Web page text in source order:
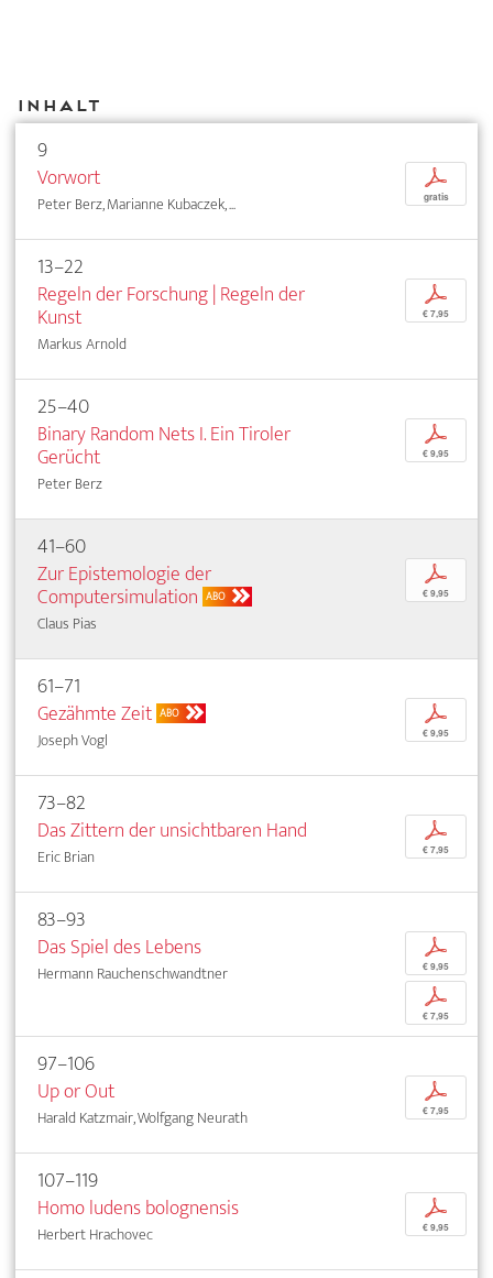
Inhalt
9
Vorwort
Peter Berz, Marianne Kubaczek, ...
p
gratis
13–22
Regeln der Forschung | Regeln der
Kunst
Markus Arnold
p
€ 7,95
25–40
Binary Random Nets I. Ein Tiroler
Gerücht
Peter Berz
p
€ 9,95
41–60
Zur Epistemologie der
Computersimulation ABO
Claus Pias
p
€ 9,95
61–71
Gezähmte Zeit ABO
Joseph Vogl
p
€ 9,95
73–82
Das Zittern der unsichtbaren Hand
Eric Brian
p
€ 7,95
83–93
Das Spiel des Lebens
Hermann Rauchenschwandtner
p
€ 9,95
p
€ 7,95
97–106
Up or Out
Harald Katzmair, Wolfgang Neurath
p
€ 7,95
107–119
Homo ludens bolognensis
Herbert Hrachovec
p
€ 9,95